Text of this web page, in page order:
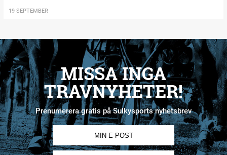
19 SEPTEMBER
MISSA INGA
TRAVNYHETER!
Prenumerera gratis på Sulkysports nyhetsbrev